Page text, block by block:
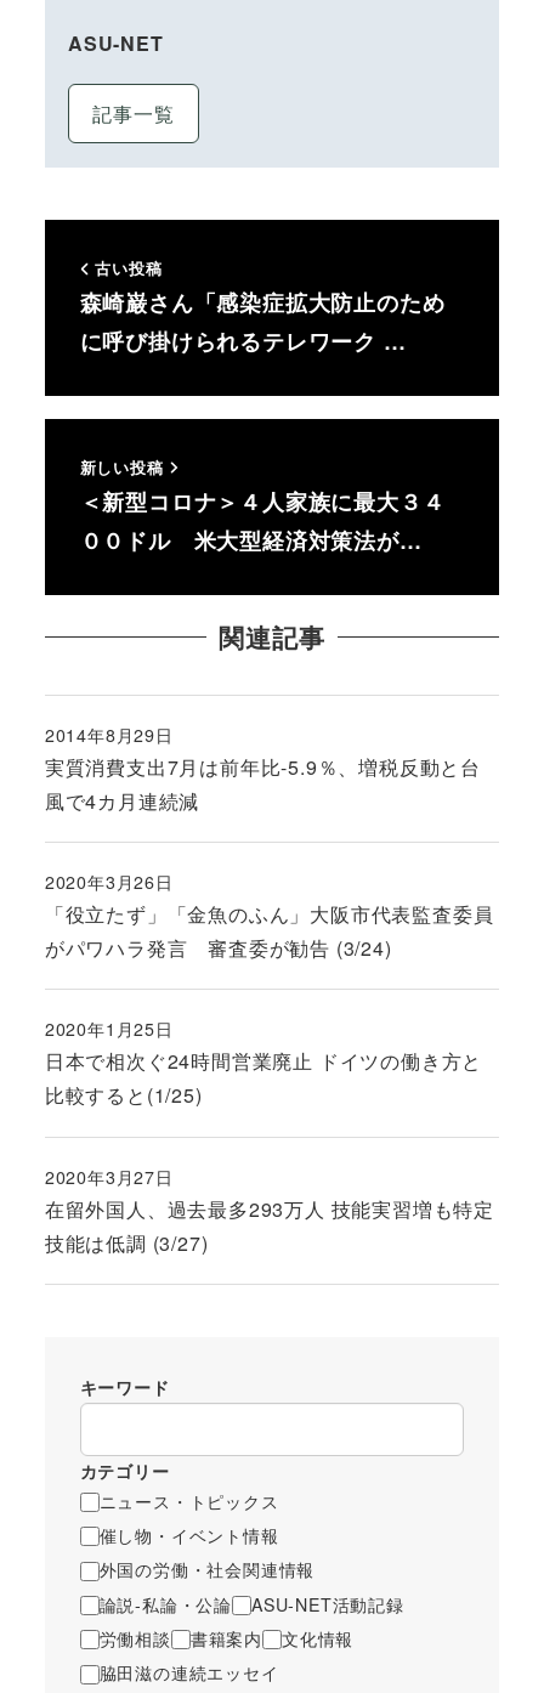
ASU-NET
記事一覧
古い投稿
森崎巌さん「感染症拡大防止のため
に呼び掛けられるテレワーク …
新しい投稿
＜新型コロナ＞４人家族に最大３４
００ドル 米大型経済対策法が…
関連記事
実質消費支出7月は前年比-5.9％、増税反動と台
風で4カ月連続減
投稿日
2014年8月29日
「役立たず」「金魚のふん」大阪市代表監査委員
がパワハラ発言 審査委が勧告 (3/24)
投稿日
2020年3月26日
日本で相次ぐ24時間営業廃止 ドイツの働き方と
比較すると(1/25)
投稿日
2020年1月25日
在留外国人、過去最多293万人 技能実習増も特定
技能は低調 (3/27)
投稿日
2020年3月27日
キーワード
カテゴリー
ニュース・トピックス
催し物・イベント情報
外国の労働・社会関連情報
論説-私論・公論
ASU-NET活動記録
労働相談
書籍案内
文化情報
脇田滋の連続エッセイ